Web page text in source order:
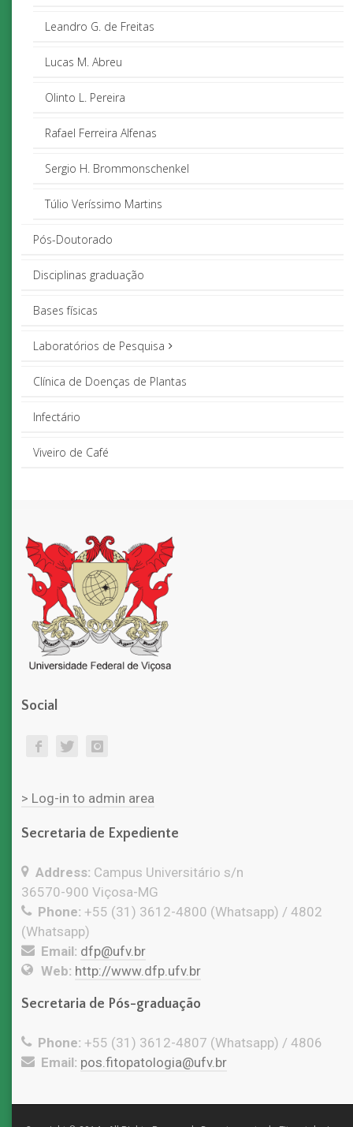
Leandro G. de Freitas
Lucas M. Abreu
Olinto L. Pereira
Rafael Ferreira Alfenas
Sergio H. Brommonschenkel
Túlio Veríssimo Martins
Pós-Doutorado
Disciplinas graduação
Bases físicas
Laboratórios de Pesquisa
Clínica de Doenças de Plantas
Infectário
Viveiro de Café
Social
> Log-in to admin area
Secretaria de Expediente
Address: Campus Universitário s/n
36570-900 Viçosa-MG
Phone: +55 (31) 3612-4800 (Whatsapp) / 4802
(Whatsapp)
Email: dfp@ufv.br
Web: http://www.dfp.ufv.br
Secretaria de Pós-graduação
Phone: +55 (31) 3612-4807 (Whatsapp) / 4806
Email: pos.fitopatologia@ufv.br